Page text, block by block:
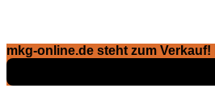
mkg-online.de steht zum